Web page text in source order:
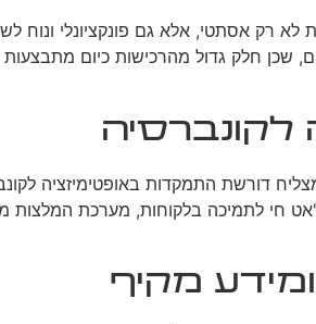
שכן חלק גדול מהרכישות כיום מתבצעות
לקונברסיה
חי לתמיכה בלקוחות, מערכת המלצות
ומידע מקיף